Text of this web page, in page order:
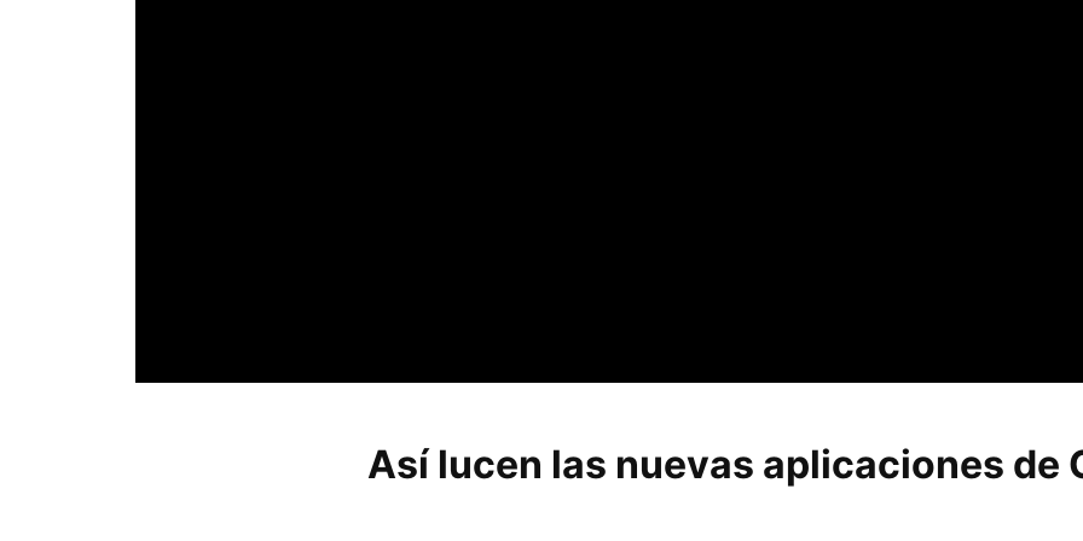
Así lucen las nuevas aplicaciones de